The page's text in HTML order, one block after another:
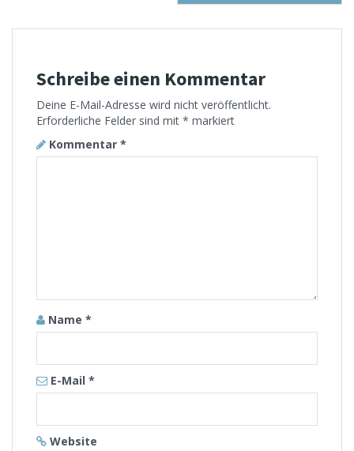
Schreibe einen Kommentar
Deine E-Mail-Adresse wird nicht veröffentlicht.
Erforderliche Felder sind mit * markiert
Kommentar *
Name *
E-Mail *
Website